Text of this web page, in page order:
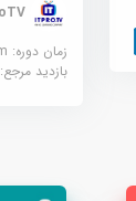
ITProTV
زمان دوره: 6h 19m
بازدید